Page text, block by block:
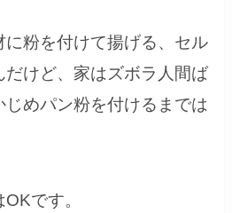
に粉を付けて揚げる、セル
だけど、家はズボラ人間ば
めパン粉を付けるまでは
です。